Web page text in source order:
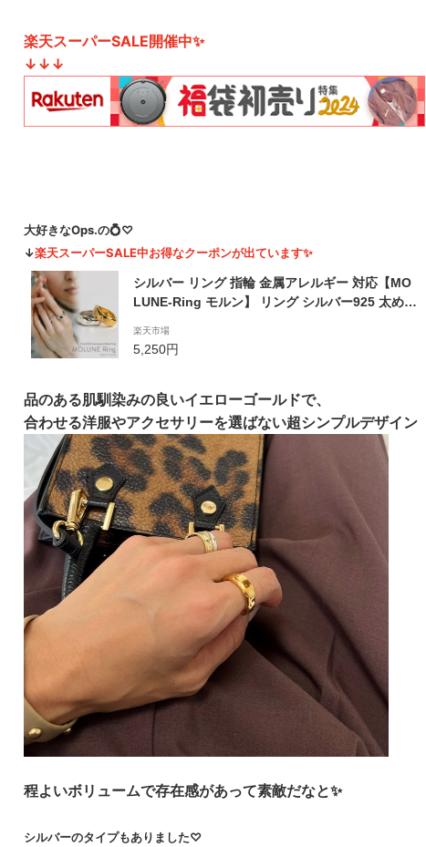
楽天スーパーSALE開催中✨
↓↓↓
大好きなOps.の💍♡
↓楽天スーパーSALE中お得なクーポンが出ています✨
シルバー リング 指輪 金属アレルギー 対応【MO
LUNE-Ring モルン】 リング シルバー925 太め
上げ リング Silver925 k18 18金 レディース カジ
ュアル ニッケルフリー
楽天市場
5,250円
品のある肌馴染みの良いイエローゴールドで、
合わせる洋服やアクセサリーを選ばない超シンプルデザイン
程よいボリュームで存在感があって素敵だなと✨
シルバーのタイプもありました♡